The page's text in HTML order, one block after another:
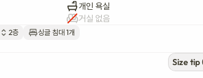
개인 욕실
거실 없음
2층 싱글 침대 1개
Size tip